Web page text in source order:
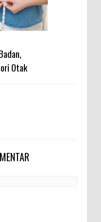
Otak